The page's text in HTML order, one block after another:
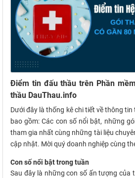
Điểm tin đấu thầu trên Phần
thầu DauThau.info
Dưới đây là thống kê chi tiết về thông
bao gồm: Các con số nổi bật, những
tham gia nhất cùng những tài liệu
cập nhật. Mời quý doanh nghiệp cùng
Con số nổi bật trong tuần
Sau đây là những con số ấn tượng của